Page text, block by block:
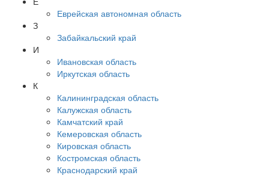
Еврейская автономная область
З
Забайкальский край
И
Ивановская область
Иркутская область
К
Калининградская область
Калужская область
Камчатский край
Кемеровская область
Кировская область
Костромская область
Краснодарский край